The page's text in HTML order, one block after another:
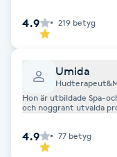
Fotsvamp
Fotvård
Fransar
Fransborttagning
4.9 219 betyg
Umida
Hon är utbildade Spa-och hudterapeut
och noggrant utvalda
4.9 77 betyg